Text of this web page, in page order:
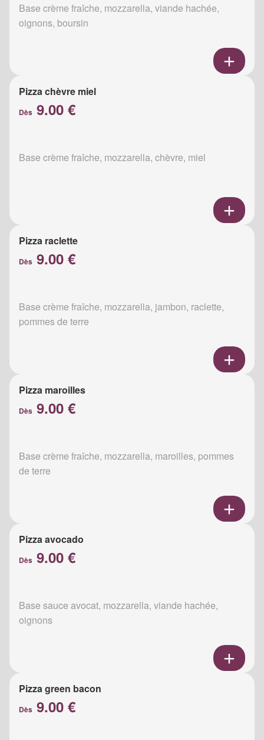
Base crème fraîche, mozzarella, viande hachée,
oignons, boursin
Pizza chèvre miel
Dès 9.00 €
Base crème fraîche, mozzarella, chèvre, miel
Pizza raclette
Dès 9.00 €
Base crème fraîche, mozzarella, jambon, raclette,
pommes de terre
Pizza maroilles
Dès 9.00 €
Base crème fraîche, mozzarella, maroilles, pommes
de terre
Pizza avocado
Dès 9.00 €
Base sauce avocat, mozzarella, viande hachée,
oignons
Pizza green bacon
Dès 9.00 €